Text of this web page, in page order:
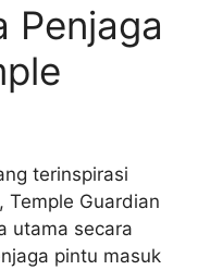
Penjaga
terinspirasi
Temple Guardian
utama secara
pintu masuk